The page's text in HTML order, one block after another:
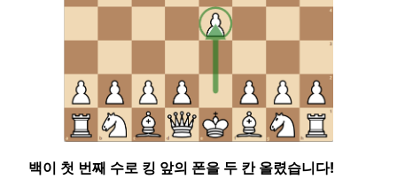
백이 첫 번째 수로 킹 앞의 폰을 두 칸 올렸습니다!